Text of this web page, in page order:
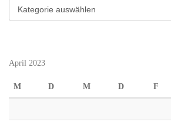
Kategorien
April 2023
M D M D F